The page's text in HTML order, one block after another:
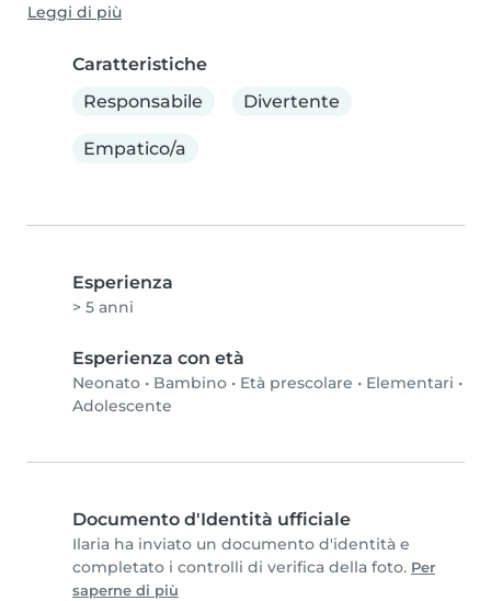
Leggi di più
Caratteristiche
Responsabile
Divertente
Empatico/a
Esperienza
> 5 anni
Esperienza con età
Neonato • Bambino • Età prescolare • Elementari •
Adolescente
Documento d'Identità ufficiale
Ilaria ha inviato un documento d'identità e
completato i controlli di verifica della foto. Per
saperne di più